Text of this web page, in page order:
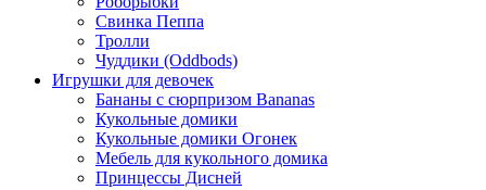
Свинка Пеппа
Тролли
Чуддики (Oddbods)
Игрушки для девочек
Бананы с сюрпризом Bananas
Кукольные домики
Кукольные домики Огонек
Мебель для кукольного домика
Принцессы Дисней